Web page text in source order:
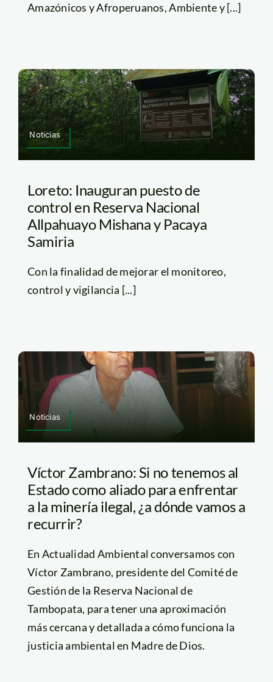
Amazónicos y Afroperuanos, Ambiente y [...]
Noticias
Loreto: Inauguran puesto de
control en Reserva Nacional
Allpahuayo Mishana y Pacaya
Samiria
Con la finalidad de mejorar el monitoreo,
control y vigilancia [...]
Noticias
Víctor Zambrano: Si no tenemos al
Estado como aliado para enfrentar
a la minería ilegal, ¿a dónde vamos a
recurrir?
En Actualidad Ambiental conversamos con
Víctor Zambrano, presidente del Comité de
Gestión de la Reserva Nacional de
Tambopata, para tener una aproximación
más cercana y detallada a cómo funciona la
justicia ambiental en Madre de Dios.